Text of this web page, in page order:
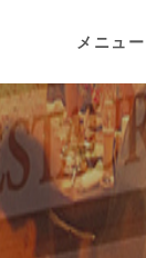
メニュー